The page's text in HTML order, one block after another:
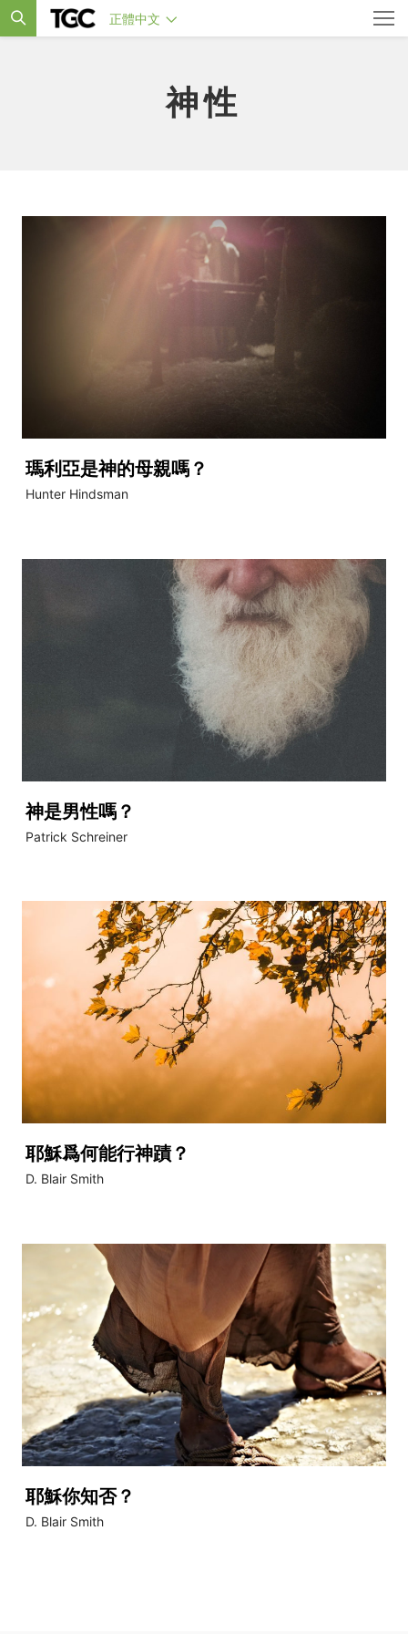
正體中文
神性
瑪利亞是神的母親嗎？
Hunter Hindsman
神是男性嗎？
​Patrick Schreiner
耶穌爲何能行神蹟？
D. Blair Smith
耶穌你知否？
D. Blair Smith